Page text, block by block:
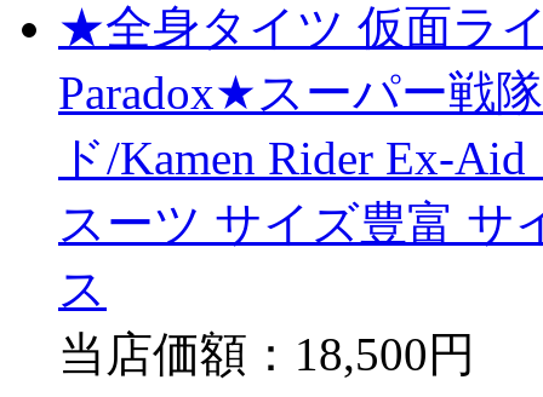
★全身タイツ 仮面ラ
Paradox★スーパー戦
ド/Kamen Rider Ex-
スーツ サイズ豊富 サ
ス
当店価額： 18,500円